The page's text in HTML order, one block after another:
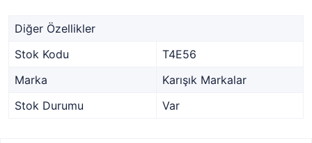
Diğer Özellikler
Stok Kodu
T4E56
Marka
Karışık Markalar
Stok Durumu
Var